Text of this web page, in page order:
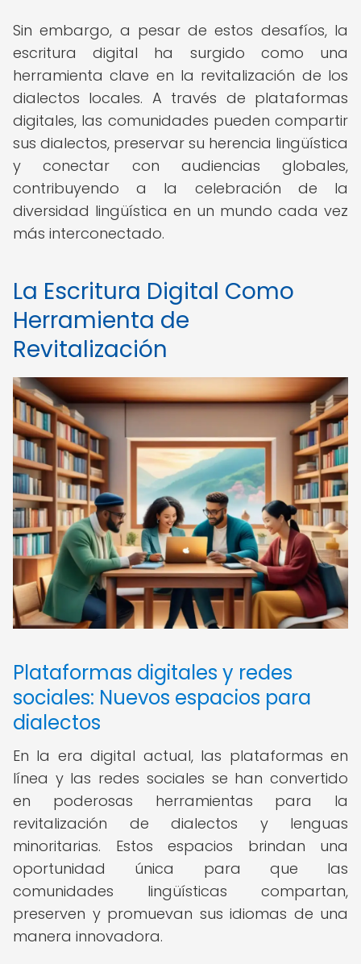
Sin embargo, a pesar de estos desafíos, la
escritura digital ha surgido como una
herramienta clave en la revitalización de los
dialectos locales. A través de plataformas
digitales, las comunidades pueden compartir
sus dialectos, preservar su herencia lingüística
y conectar con audiencias globales,
contribuyendo a la celebración de la
diversidad lingüística en un mundo cada vez
más interconectado.
La Escritura Digital Como
Herramienta de
Revitalización
Plataformas digitales y redes
sociales: Nuevos espacios para
dialectos
En la era digital actual, las plataformas en
línea y las redes sociales se han convertido
en poderosas herramientas para la
revitalización de dialectos y lenguas
minoritarias. Estos espacios brindan una
oportunidad única para que las
comunidades lingüísticas compartan,
preserven y promuevan sus idiomas de una
manera innovadora.